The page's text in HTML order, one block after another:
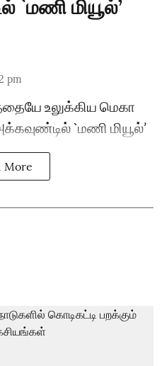
`மணி மியூல்’
pm
உலுக்கிய மெகா
`மணி மியூல்’
More